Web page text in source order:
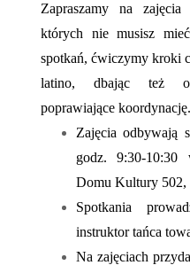
Zapraszamy na
których nie musisz
spotkań, ćwiczymy kroki
latino, dbając też o
poprawiające koordynację.
Zajęcia odbywają
godz. 9:30-
Domu Kultury 502,
Spotkania
instruktor tańca
Na zajęciach